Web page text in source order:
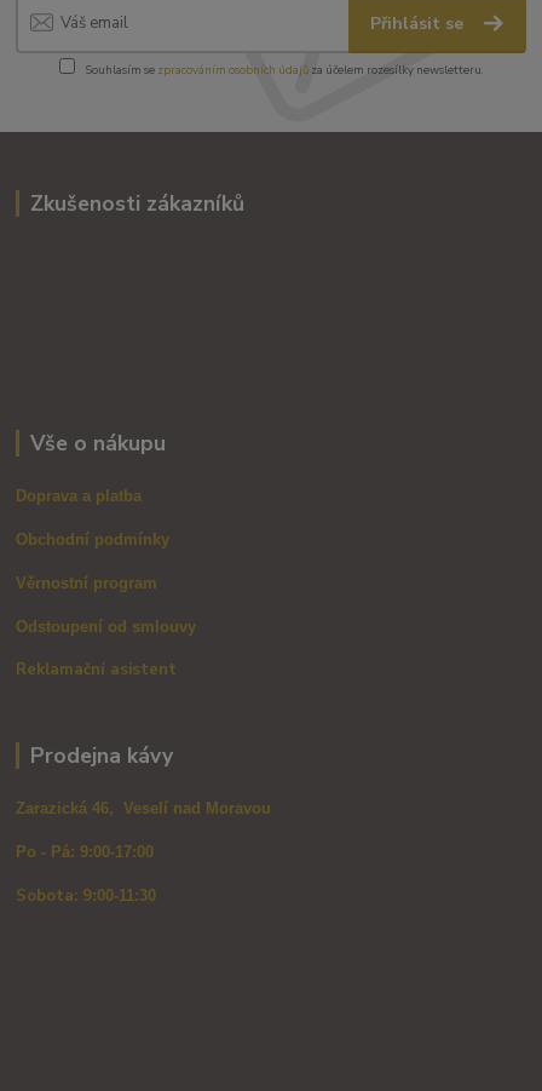
Přihlásit se
Souhlasím se zpracováním osobních údajůza účelem rozesílky newsletteru.
Zkušenosti zákazníků
Vše o nákupu
Doprava a platba
Obchodní podmínky
Věrnostní program
Odstoupení od smlouvy
Reklamační asistent
Prodejna kávy
Zarazická 46, Veselí nad Moravou
Po - Pá: 9:00-17:00
Sobota: 9:00-11:30